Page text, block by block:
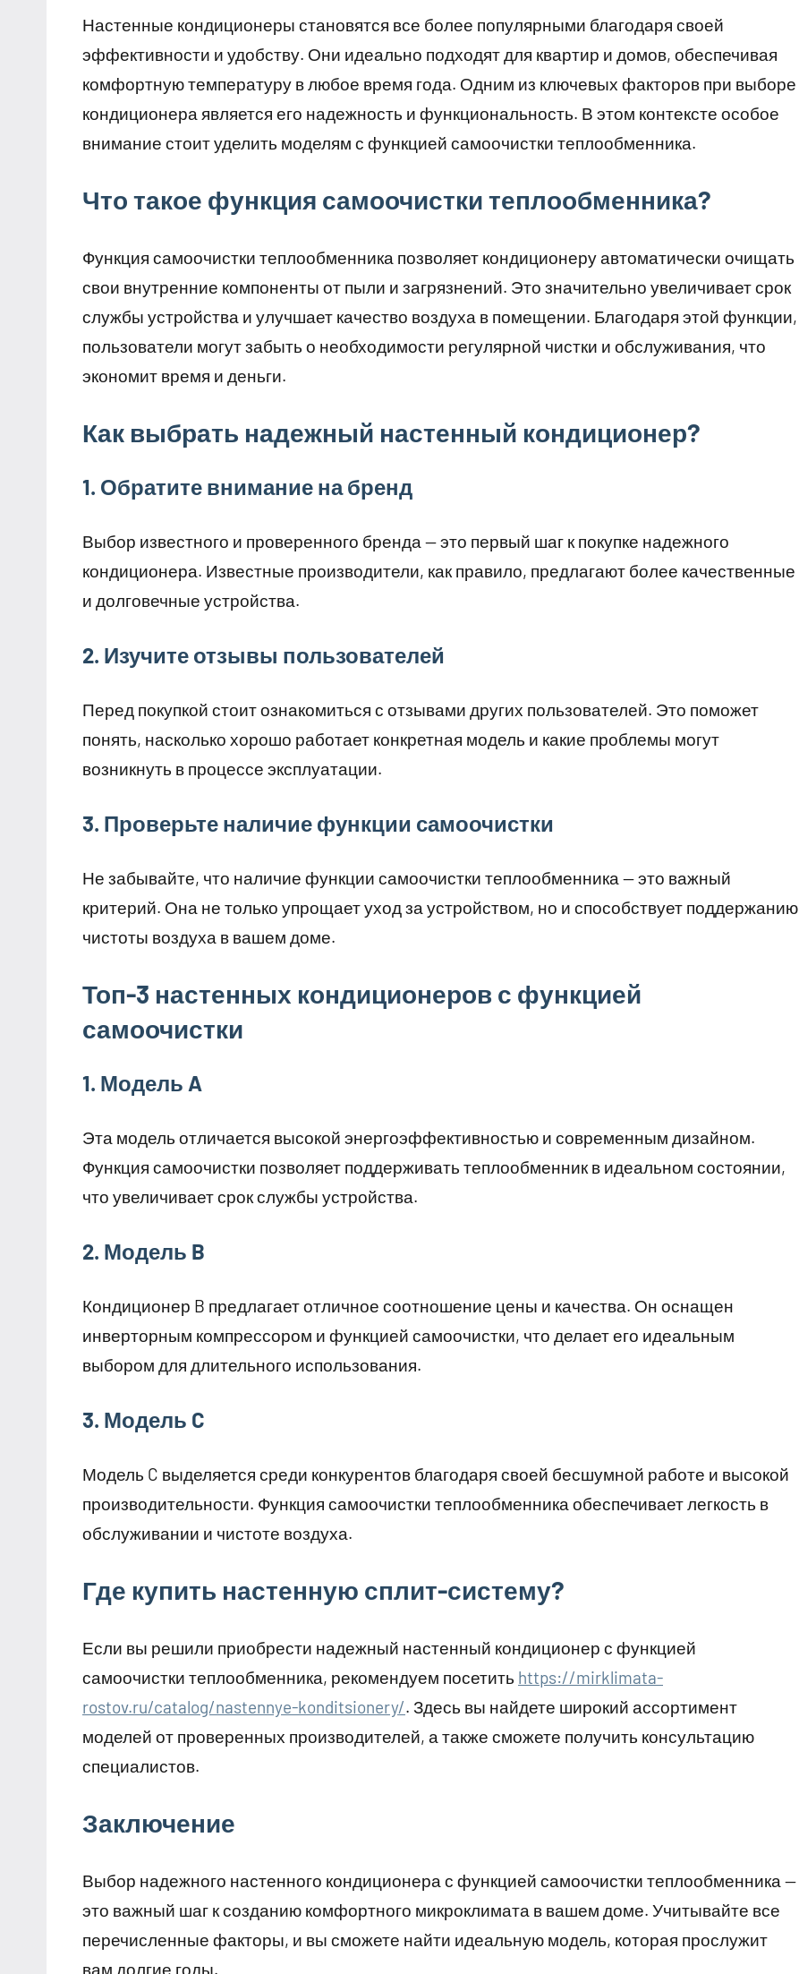
Настенные кондиционеры становятся все более популярными благодаря своей
эффективности и удобству. Они идеально подходят для квартир и домов, обеспечивая
комфортную температуру в любое время года. Одним из ключевых факторов при выборе
кондиционера является его надежность и функциональность. В этом контексте особое
внимание стоит уделить моделям с функцией самоочистки теплообменника.
Что такое функция самоочистки теплообменника?
Функция самоочистки теплообменника позволяет кондиционеру автоматически очищать
свои внутренние компоненты от пыли и загрязнений. Это значительно увеличивает срок
службы устройства и улучшает качество воздуха в помещении. Благодаря этой функции,
пользователи могут забыть о необходимости регулярной чистки и обслуживания, что
экономит время и деньги.
Как выбрать надежный настенный кондиционер?
1. Обратите внимание на бренд
Выбор известного и проверенного бренда — это первый шаг к покупке надежного
кондиционера. Известные производители, как правило, предлагают более качественные
и долговечные устройства.
2. Изучите отзывы пользователей
Перед покупкой стоит ознакомиться с отзывами других пользователей. Это поможет
понять, насколько хорошо работает конкретная модель и какие проблемы могут
возникнуть в процессе эксплуатации.
3. Проверьте наличие функции самоочистки
Не забывайте, что наличие функции самоочистки теплообменника — это важный
критерий. Она не только упрощает уход за устройством, но и способствует поддержанию
чистоты воздуха в вашем доме.
Топ-3 настенных кондиционеров с функцией
самоочистки
1. Модель A
Эта модель отличается высокой энергоэффективностью и современным дизайном.
Функция самоочистки позволяет поддерживать теплообменник в идеальном состоянии,
что увеличивает срок службы устройства.
2. Модель B
Кондиционер B предлагает отличное соотношение цены и качества. Он оснащен
инверторным компрессором и функцией самоочистки, что делает его идеальным
выбором для длительного использования.
3. Модель C
Модель C выделяется среди конкурентов благодаря своей бесшумной работе и высокой
производительности. Функция самоочистки теплообменника обеспечивает легкость в
обслуживании и чистоте воздуха.
Где купить настенную сплит-систему?
Если вы решили приобрести надежный настенный кондиционер с функцией
самоочистки теплообменника, рекомендуем посетить https://mirklimata-
rostov.ru/catalog/nastennye-konditsionery/. Здесь вы найдете широкий ассортимент
моделей от проверенных производителей, а также сможете получить консультацию
специалистов.
Заключение
Выбор надежного настенного кондиционера с функцией самоочистки теплообменника —
это важный шаг к созданию комфортного микроклимата в вашем доме. Учитывайте все
перечисленные факторы, и вы сможете найти идеальную модель, которая прослужит
вам долгие годы.